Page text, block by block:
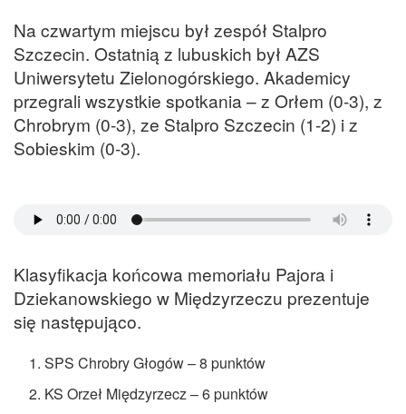
Na czwartym miejscu był zespół Stalpro
Szczecin. Ostatnią z lubuskich był AZS
Uniwersytetu Zielonogórskiego. Akademicy
przegrali wszystkie spotkania – z Orłem (0-3), z
Chrobrym (0-3), ze Stalpro Szczecin (1-2) i z
Sobieskim (0-3).
Klasyfikacja końcowa memoriału Pajora i
Dziekanowskiego w Międzyrzeczu prezentuje
się następująco.
SPS Chrobry Głogów – 8 punktów
KS Orzeł Międzyrzecz – 6 punktów